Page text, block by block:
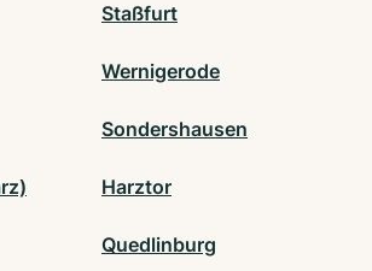
Staßfurt
Wernigerode
Sondershausen
Harztor
Quedlinburg